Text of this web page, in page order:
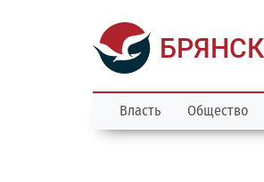
Власть Общество